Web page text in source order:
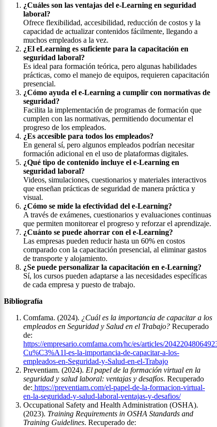
¿Cuáles son las ventajas del e-Learning en seguridad
laboral?
Ofrece flexibilidad, accesibilidad, reducción de costos y la
capacidad de actualizar contenidos fácilmente, llegando a
muchos empleados a la vez.
¿El eLearning es suficiente para la capacitación en
seguridad laboral?
Es ideal para formación teórica, pero algunas habilidades
prácticas, como el manejo de equipos, requieren capacitación
presencial.
¿Cómo ayuda el e-Learning a cumplir con normativas de
seguridad?
Facilita la implementación de programas de formación que
cumplen con las normativas, permitiendo documentar el
progreso de los empleados.
¿Es accesible para todos los empleados?
En general sí, pero algunos empleados podrían necesitar
formación adicional en el uso de plataformas digitales.
¿Qué tipo de contenido incluye el e-Learning en
seguridad laboral?
Videos, simulaciones, cuestionarios y materiales interactivos
que enseñan prácticas de seguridad de manera práctica y
visual.
¿Cómo se mide la efectividad del e-Learning?
A través de exámenes, cuestionarios y evaluaciones continuas
que permiten monitorear el progreso y reforzar el aprendizaje.
¿Cuánto se puede ahorrar con el e-Learning?
Las empresas pueden reducir hasta un 60% en costos
comparado con la capacitación presencial, al eliminar gastos
de transporte y alojamiento.
¿Se puede personalizar la capacitación en e-Learning?
Sí, los cursos pueden adaptarse a las necesidades específicas
de cada empresa y puesto de trabajo.
Bibliografía
Comfama. (2024). ¿Cuál es la importancia de capacitar a los
empleados en Seguridad y Salud en el Trabajo? Recuperado
de:
https://empresario.comfama.com/hc/es/articles/
Cu%C3%A1l-es-la-importancia-de-capacitar-a-los-
empleados-en-Seguridad-y-Salud-en-el-Trabajo
Preventiam. (2024). El papel de la formación virtual en la
seguridad y salud laboral: ventajas y desafíos. Recuperado
de: https://preventiam.com/el-papel-de-la-formacion-virtual-
en-la-seguridad-y-salud-laboral-ventajas-y-desafios/
Occupational Safety and Health Administration (OSHA).
(2023). Training Requirements in OSHA Standards and
Training Guidelines. Recuperado de: